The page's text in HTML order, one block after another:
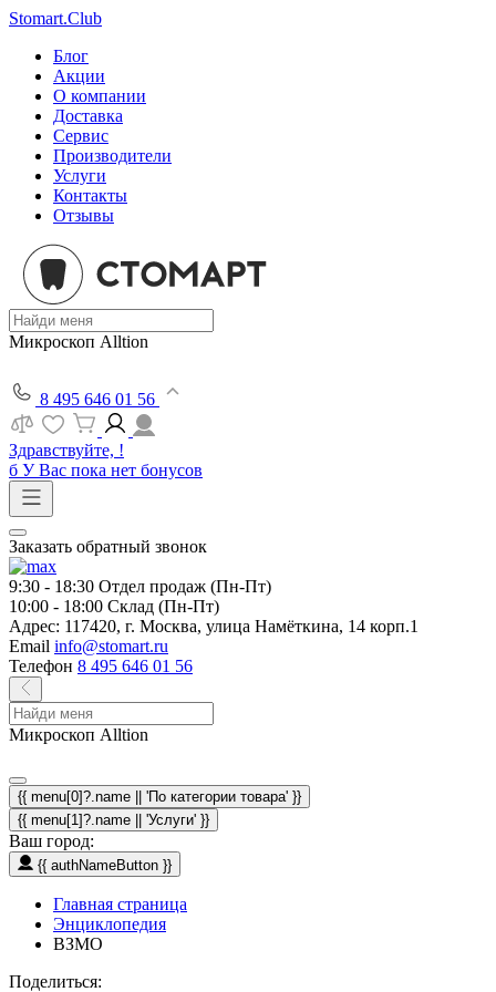
Stomart.Club
Блог
Акции
О компании
Доставка
Сервис
Производители
Услуги
Контакты
Отзывы
Микроскоп Alltion
8 495 646 01 56
Здравствуйте, !
б У Вас пока нет бонусов
Заказать обратный звонок
9:30 - 18:30 Отдел продаж (Пн-Пт)
10:00 - 18:00 Склад (Пн-Пт)
Адрес: 117420, г. Москва, улица Намёткина, 14 корп.1
Email info@stomart.ru
Телефон 8 495 646 01 56
Микроскоп Alltion
{{ menu[0]?.name || 'По категории товара' }}
{{ menu[1]?.name || 'Услуги' }}
Ваш город:
{{ authNameButton }}
Главная страница
Энциклопедия
ВЗМО
Поделиться: